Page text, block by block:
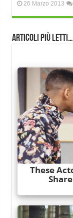
26 Marzo 2013
Articoli più Letti…